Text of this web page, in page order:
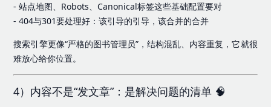
- 站点地图、Robots、Canonical标签这些基础配置要对
- 404与301要处理好：该引导的引导，该合并的合并
搜索引擎更像“严格的图书管理员”，结构混乱、内容重复，它就很
难放心给你位置。
4）内容不是“发文章”：是解决问题的清单 🧠